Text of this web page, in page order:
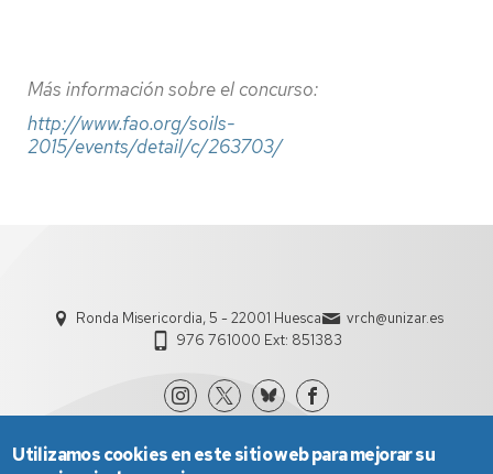
Más información sobre el concurso:
http://www.fao.org/soils-
2015/events/detail/c/263703/
Ronda Misericordia, 5 - 22001 Huesca
vrch@unizar.es
976 761000 Ext: 851383
Utilizamos cookies en este sitio web para mejorar su